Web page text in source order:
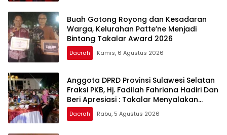
Buah Gotong Royong dan Kesadaran
Warga, Kelurahan Patte’ne Menjadi
Bintang Takalar Award 2026
Daerah Kamis, 6 Agustus 2026
Anggota DPRD Provinsi Sulawesi Selatan
Fraksi PKB, Hj. Fadilah Fahriana Hadiri Dan
Beri Apresiasi : Takalar Menyalakan
Lentera Pengabdian Melalui Malam
Apresiasi dan Inovasi Award 2026
Daerah Rabu, 5 Agustus 2026